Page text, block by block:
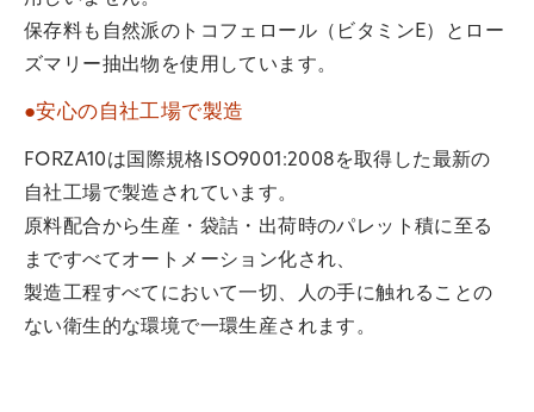
保存料も自然派のトコフェロール（ビタミンE）とロー
ズマリー抽出物を使用しています。
●安心の自社工場で製造
FORZA10は国際規格ISO9001:2008を取得した最新の
自社工場で製造されています。
原料配合から生産・袋詰・出荷時のパレット積に至る
まですべてオートメーション化され、
製造工程すべてにおいて一切、人の手に触れることの
ない衛生的な環境で一環生産されます。